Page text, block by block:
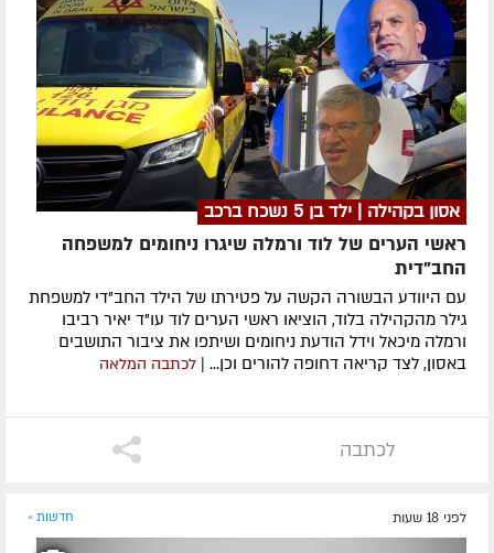
אסון בקהילה | ילד בן 5 נשכח ברכב
ראשי הערים של לוד ורמלה שיגרו ניחומים למשפחה
החב"דית
עם היוודע הבשורה הקשה על פטירתו של הילד החב"די למשפחת
גילר מהקהילה בלוד, הוציאו ראשי הערים לוד עו"ד יאיר רביבו
ורמלה מיכאל וידל הודעת ניחומים ושיתפו את ציבור התושבים
באסון, לצד קריאה דחופה להורים וכן... | לכתבה המלאה
לכתבה
לפני 18 שעות חדשות »